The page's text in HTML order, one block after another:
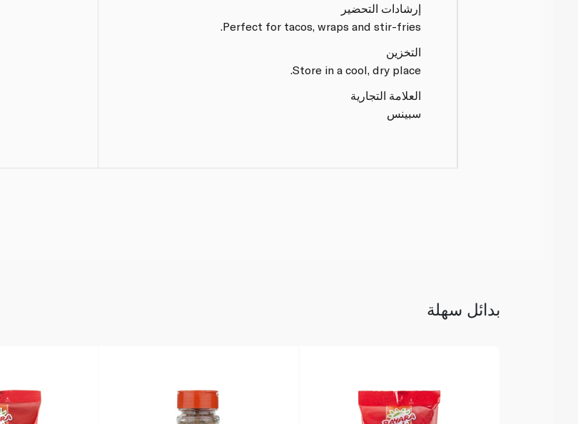
إرشادات التحضير
Perfect for tacos, wraps and stir-fries.
التخزين
Store in a cool, dry place.
العلامة التجارية
سبينس
بدائل سهلة